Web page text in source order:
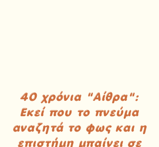
40 χρόνια "Αίθρα":
Εκεί που το πνεύμα
αναζητά το φως και η
επιστήμη μπαίνει σε